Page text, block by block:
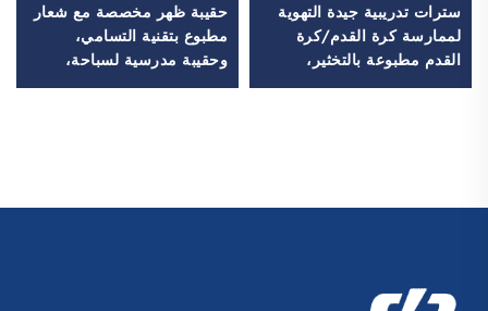
سترات تدريبية جيدة التهوية
لممارسة كرة القدم/كرة
القدم مطبوعة بالتخثير،
سترات تحديد الفرق (Bibs)،
حقيبة ظهر مخصصة مع شعار
مطبوع بتقنية التسامي،
وحقيبة مدرسية لسباحة،
وحقيبة قابلة للإغلاق برباط